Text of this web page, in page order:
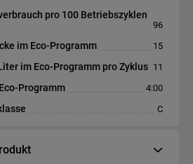
pro 100 Betriebszyklen
96
im Eco-Programm 15
im Eco-Programm pro Zyklus 11
Programm 4:00
C